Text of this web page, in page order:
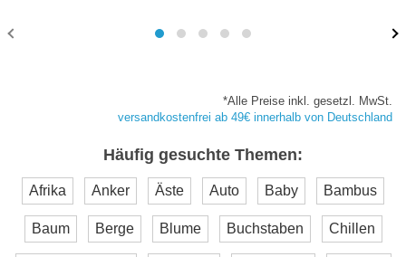
*Alle Preise inkl. gesetzl. MwSt.
versandkostenfrei ab 49€ innerhalb von Deutschland
Häufig gesuchte Themen:
Afrika Anker Äste Auto Baby Bambus
Baum Berge Blume Buchstaben Chillen